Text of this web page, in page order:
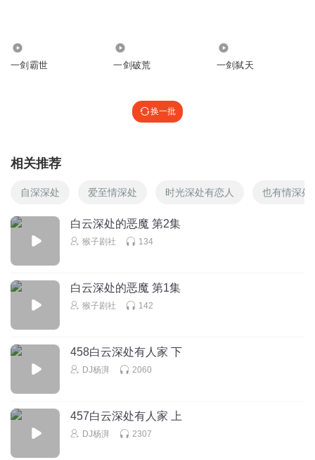
一剑霸世 一剑破荒 一剑弑天
换一批
相关推荐
自深深处 爱至情深处 时光深处有恋人 也有情深处
白云深处的恶魔 第2集
猴子剧社 134
白云深处的恶魔 第1集
猴子剧社 142
458白云深处有人家 下
DJ杨湃 2060
457白云深处有人家 上
DJ杨湃 2307